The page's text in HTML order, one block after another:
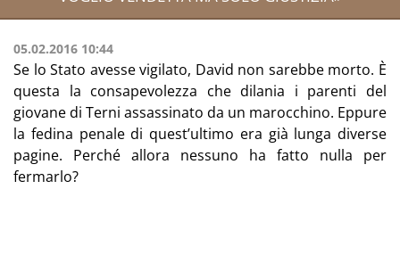
05.02.2016 10:44
Se lo Stato avesse vigilato, David non sarebbe morto. È
questa la consapevolezza che dilania i parenti del
giovane di Terni assassinato da un marocchino. Eppure
la fedina penale di quest’ultimo era già lunga diverse
pagine. Perché allora nessuno ha fatto nulla per
fermarlo?